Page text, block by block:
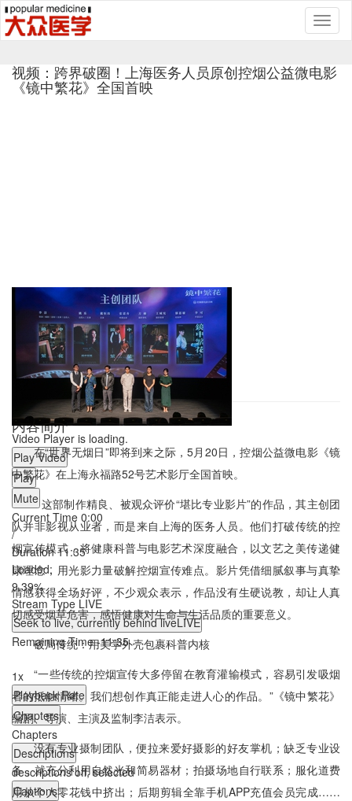
视频：跨界破圈！上海医务人员原创控烟公益微电影
《镜中繁花》全国首映
Video Player is loading.
Play Video
Play
Mute
Current Time 0:00
/
Duration11:35
Loaded:
9.39%
Stream Type LIVE
Seek to live, currently behind liveLIVE
Remaining Time-11:35
1x
Playback Rate
Chapters
Chapters
Descriptions
descriptions off, selected
Captions
内容简介
在“世界无烟日”即将到来之际，5月20日，控烟公益微电影《镜
中繁花》在上海永福路52号艺术影厅全国首映。
这部制作精良、被观众评价“堪比专业影片”的作品，其主创团
队并非影视从业者，而是来自上海的医务人员。他们打破传统的控
烟宣传模式，将健康科普与电影艺术深度融合，以文艺之美传递健
康理念，用光影力量破解控烟宣传难点。影片凭借细腻叙事与真挚
情感获得全场好评，不少观众表示，作品没有生硬说教，却让人真
切感受烟草危害，感悟健康对生命与生活品质的重要意义。
破局传统：用美学外壳包裹科普内核
“一些传统的控烟宣传大多停留在教育灌输模式，容易引发吸烟
者的抵触情绪。我们想创作真正能走进人心的作品。”《镜中繁花》
编剧、导演、主演及监制李洁表示。
没有专业摄制团队，便拉来爱好摄影的好友掌机；缺乏专业设
备，就充分利用自然光和简易器材；拍摄场地自行联系；服化道费
用从个人零花钱中挤出；后期剪辑全靠手机APP充值会员完成……